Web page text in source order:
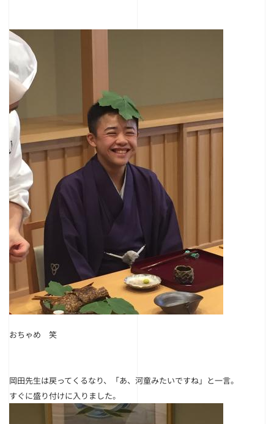
おちゃめ 笑
岡田先生は戻ってくるなり、「あ、河童みたいですね」と一言。
すぐに盛り付けに入りました。